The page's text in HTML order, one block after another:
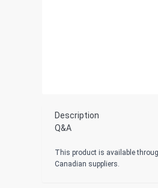
Description
Q&A
This product is available
Canadian suppliers.